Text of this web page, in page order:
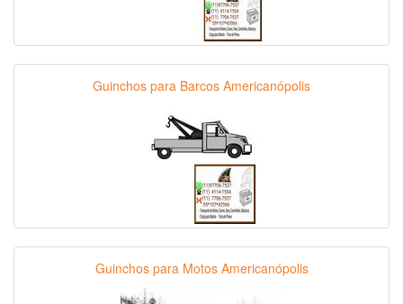
Guinchos para Barcos Americanópolis
Guinchos para Motos Americanópolis